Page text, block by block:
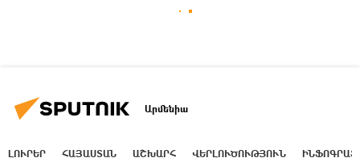
Արմենիա
ԼՈՒՐԵՐ ՀԱՅԱՍՏԱՆ ԱՇԽԱՐՀ ՎԵՐԼՈՒԾՈՒԹՅՈՒՆ